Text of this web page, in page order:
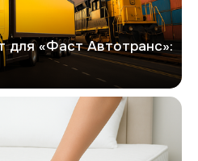
для «Фаст Автотранс»: